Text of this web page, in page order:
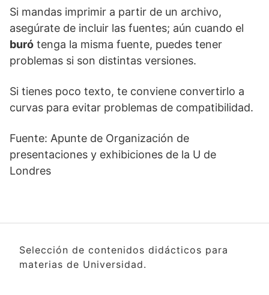
Si mandas imprimir a partir de un archivo,
asegúrate de incluir las fuentes; aún cuando el
buró tenga la misma fuente, puedes tener
problemas si son distintas versiones.
Si tienes poco texto, te conviene convertirlo a
curvas para evitar problemas de compatibilidad.
Fuente: Apunte de Organización de
presentaciones y exhibiciones de la U de
Londres
Selección de contenidos didácticos para
materias de Universidad.